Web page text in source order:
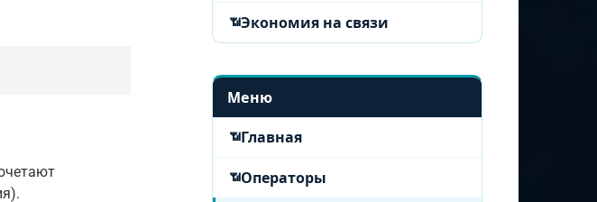
Экономия на связи
Меню
Главная
Операторы